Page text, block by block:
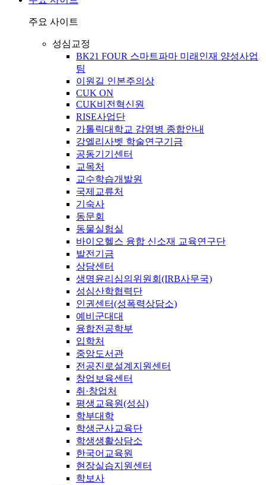
주요 사이트
성심교정
BK21 FOUR 스마트파마 미래인재 양성사업
팀
이원길 인본주의상
CUK ON
CUK비전혁신원
RISE사업단
가톨릭대학교 감염병 종합안내
강엘리사벳 학술연구기금
공동기기센터
교목처
교수학습개발원
국제교류처
기숙사
동문회
동물실험실
바이오헬스 융합 신소재 교육연구단
발전기금
상담센터
생명윤리심의위원회(IRB사무국)
성심산학협력단
인권센터(성폭력상담소)
예비군대대
융합전공학부
입학처
중앙도서관
전공진로설계지원센터
창업보육센터
취·창업처
평생교육원(성심)
학부대학
학생군사교육단
학생생활상담소
한국어교육원
현장실습지원센터
학보사